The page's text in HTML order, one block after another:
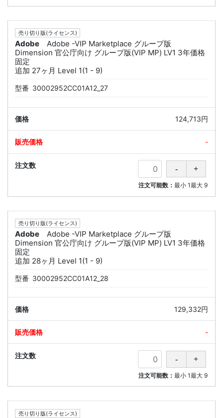
売り切り版(ライセンス)
Adobe
Adobe -VIP Marketplace グループ版
Dimension 官公庁向け グループ版(VIP MP) LV1 3年価格
固定
追加 27ヶ月 Level 1(1 - 9)
型番 30002952CC01A12_27
124,713円
-
注文可能数：最小 1最大 9
売り切り版(ライセンス)
Adobe
Adobe -VIP Marketplace グループ版
Dimension 官公庁向け グループ版(VIP MP) LV1 3年価格
固定
追加 28ヶ月 Level 1(1 - 9)
型番 30002952CC01A12_28
129,332円
-
注文可能数：最小 1最大 9
売り切り版(ライセンス)